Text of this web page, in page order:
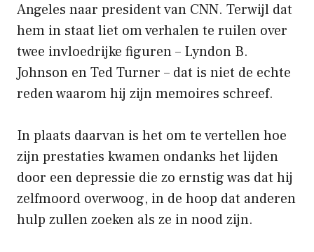
Angeles naar president van CNN. Terwijl dat
hem in staat liet om verhalen te ruilen over
twee invloedrijke figuren – Lyndon B.
Johnson en Ted Turner – dat is niet de echte
reden waarom hij zijn memoires schreef.
In plaats daarvan is het om te vertellen hoe
zijn prestaties kwamen ondanks het lijden
door een depressie die zo ernstig was dat hij
zelfmoord overwoog, in de hoop dat anderen
hulp zullen zoeken als ze in nood zijn.